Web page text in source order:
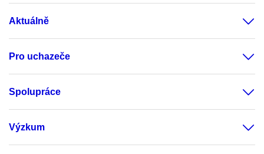
Aktuálně
Pro uchazeče
Spolupráce
Výzkum